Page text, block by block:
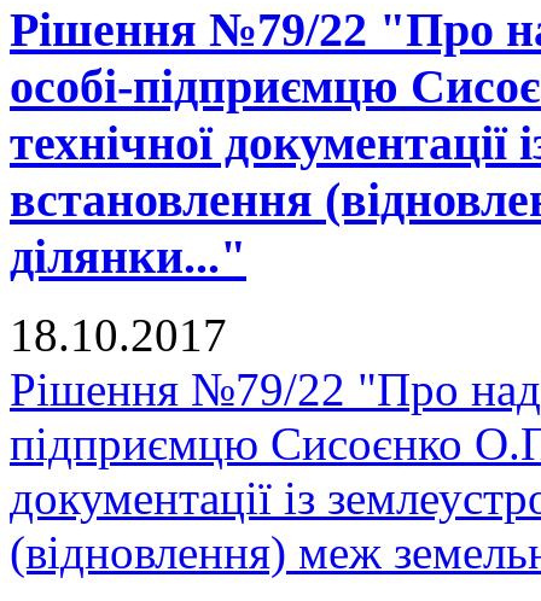
Рішення №79/22 "Про
особі-підприємцю
технічної
встановлення
ділянки..."
18.10.2017
Рішення №79/22 "Про
підприємцю Сисоєнко
документації із
(відновлення) меж